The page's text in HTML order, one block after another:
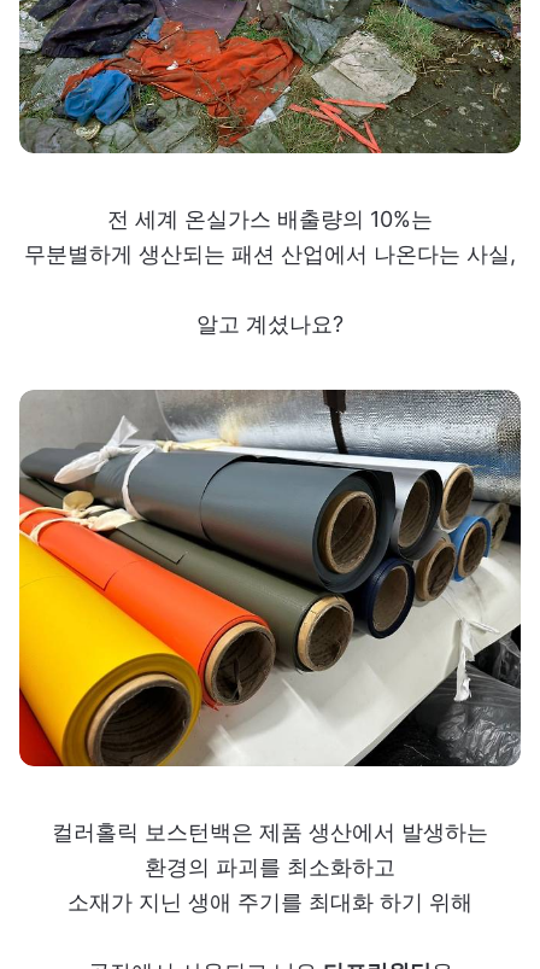
전 세계 온실가스 배출량의 10%는
무분별하게 생산되는 패션 산업에서 나온다는 사실,
알고 계셨나요?
컬러홀릭 보스턴백은 제품 생산에서 발생하는
환경의 파괴를 최소화하고
소재가 지닌 생애 주기를 최대화 하기 위해